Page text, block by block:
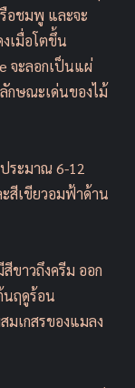
อชมพู และจะ
เมื่อโตขึ้น
จะลอกเป็นแผ่
กษณะเด่นของไม้
ระมาณ 6-12
สีเขียวอมฟ้าด้าน
ขาวถึงครีม ออก
นฤดูร้อน
เกสรของแมลง